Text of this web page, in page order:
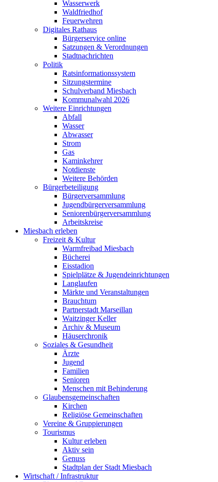
Wasserwerk
Waldfriedhof
Feuerwehren
Digitales Rathaus
Bürgerservice online
Satzungen & Verordnungen
Stadtnachrichten
Politik
Ratsinformationssystem
Sitzungstermine
Schulverband Miesbach
Kommunalwahl 2026
Weitere Einrichtungen
Abfall
Wasser
Abwasser
Strom
Gas
Kaminkehrer
Notdienste
Weitere Behörden
Bürgerbeteiligung
Bürgerversammlung
Jugendbürgerversammlung
Seniorenbürgerversammlung
Arbeitskreise
Miesbach erleben
Freizeit & Kultur
Warmfreibad Miesbach
Bücherei
Eisstadion
Spielplätze & Jugendeinrichtungen
Langlaufen
Märkte und Veranstaltungen
Brauchtum
Partnerstadt Marseillan
Waitzinger Keller
Archiv & Museum
Häuserchronik
Soziales & Gesundheit
Ärzte
Jugend
Familien
Senioren
Menschen mit Behinderung
Glaubensgemeinschaften
Kirchen
Religiöse Gemeinschaften
Vereine & Gruppierungen
Tourismus
Kultur erleben
Aktiv sein
Genuss
Stadtplan der Stadt Miesbach
Wirtschaft / Infrastruktur